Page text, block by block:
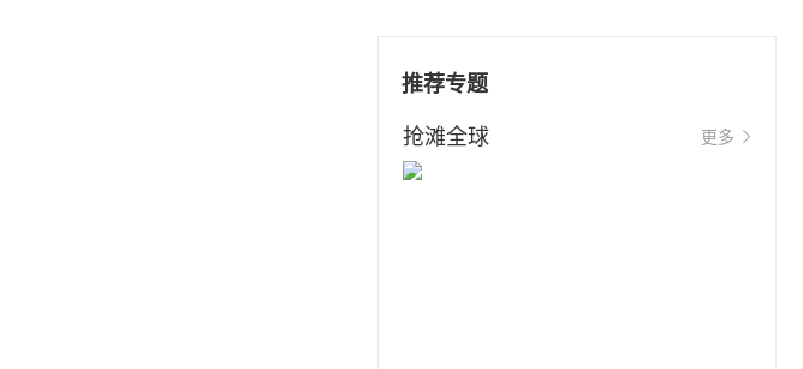
推荐专题
抢滩全球 更多